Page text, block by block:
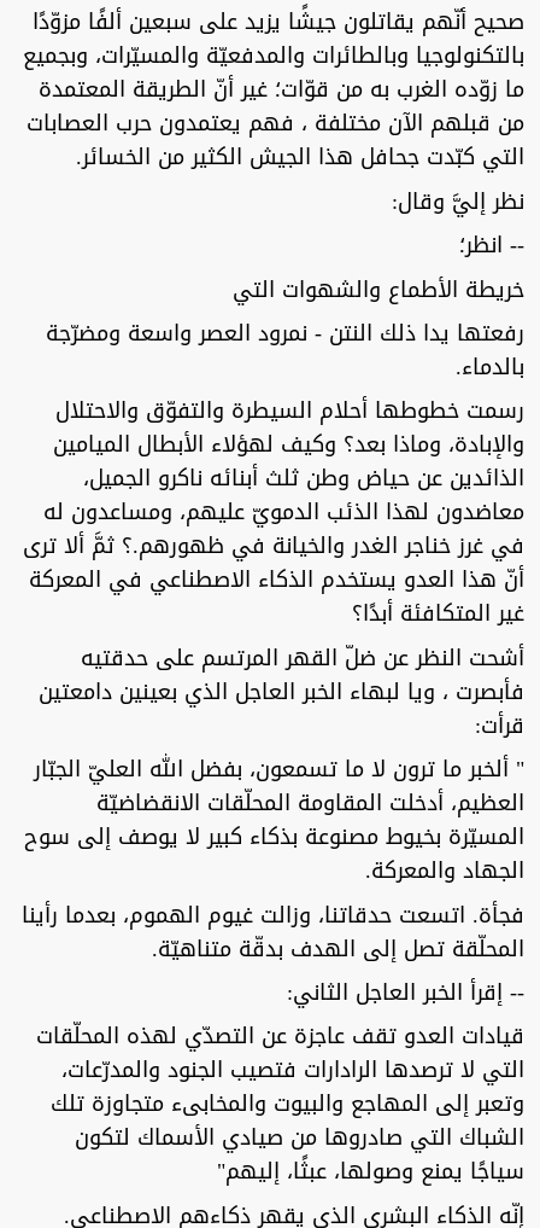
صحيح أنّهم يقاتلون جيشًا يزيد على سبعين ألفًا مزوّدًا
بالتكنولوجيا وبالطائرات والمدفعيّة والمسيّرات، وبجميع
ما زوّده الغرب به من قوّات؛ غير أنّ الطريقة المعتمدة
من قبلهم الآن مختلفة ، فهم يعتمدون حرب العصابات
التي كبّدت جحافل هذا الجيش الكثير من الخسائر.
نظر إليَّ وقال:
-- انظر؛
خريطة الأطماع والشهوات التي
رفعتها يدا ذلك النتن - نمرود العصر واسعة ومضرّجة
بالدماء.
رسمت خطوطها أحلام السيطرة والتفوّق والاحتلال
والإبادة، وماذا بعد؟ وكيف لهؤلاء الأبطال الميامين
الذائدين عن حياض وطن ثلث أبنائه ناكرو الجميل،
معاضدون لهذا الذئب الدمويّ عليهم، ومساعدون له
في غرز خناجر الغدر والخيانة في ظهورهم.؟ ثمَّ ألا ترى
أنّ هذا العدو يستخدم الذكاء الاصطناعي في المعركة
غير المتكافئة أبدًا؟
أشحت النظر عن ضلّ القهر المرتسم على حدقتيه
فأبصرت ، ويا لبهاء الخبر العاجل الذي بعينين دامعتين
قرأت:
" ألخبر ما ترون لا ما تسمعون، بفضل الله العليّ الجبّار
العظيم، أدخلت المقاومة المحلّقات الانقضاضيّة
المسيّرة بخيوط مصنوعة بذكاء كبير لا يوصف إلى سوح
الجهاد والمعركة.
فجأة. اتسعت حدقاتنا، وزالت غيوم الهموم، بعدما رأينا
المحلّقة تصل إلى الهدف بدقّة متناهيّة.
-- إقرأ الخبر العاجل الثاني:
قيادات العدو تقف عاجزة عن التصدّي لهذه المحلّقات
التي لا ترصدها الرادارات فتصيب الجنود والمدرّعات،
وتعبر إلى المهاجع والبيوت والمخابىء متجاوزة تلك
الشباك التي صادروها من صيادي الأسماك لتكون
سياجًا يمنع وصولها، عبثًا، إليهم"
إنّه الذكاء البشري الذي يقهر ذكاءهم الاصطناعي.